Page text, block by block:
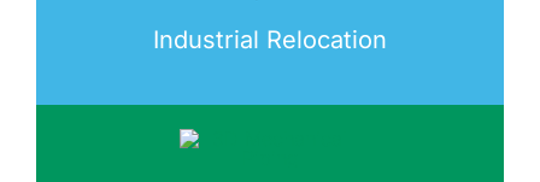
Industrial Relocation